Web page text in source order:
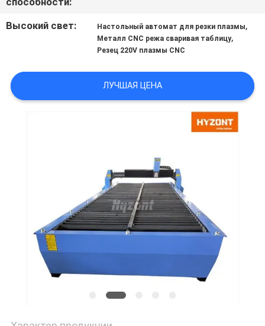
УЕДИНЕНИЯ
Высокий свет: Настольный автомат для резки плазмы,
Металл CNC режа сваривая таблицу,
Резец 220V плазмы CNC
ЛУЧШАЯ ЦЕНА